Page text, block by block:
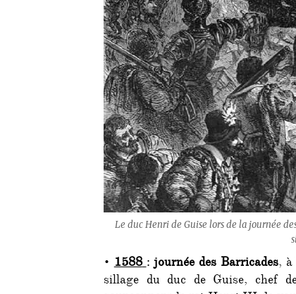
Le duc Henri de Guise lors de la journée
•1588 :journée des Barricades, à
sillage du duc de Guise, chef